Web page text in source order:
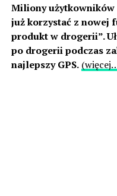
Miliony użytkowników
już korzystać z nowej
produkt w drogerii”.
po drogerii podczas
najlepszy GPS.